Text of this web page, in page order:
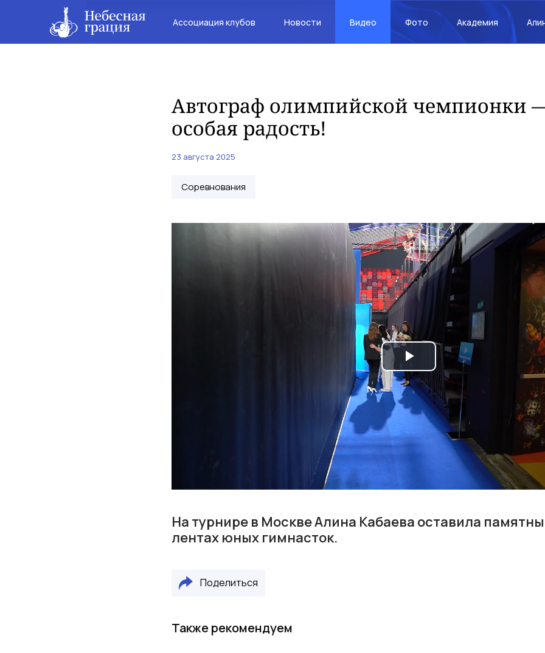
Ассоциация клубов Новости Видео Фото Академия
Автограф олимпийской чемпионки
особая радость!
23 августа 2025
Соревнования
Play
Video
На турнире в Москве Алина Кабаева оставила
лентах юных гимнасток.
Поделиться
Также рекомендуем